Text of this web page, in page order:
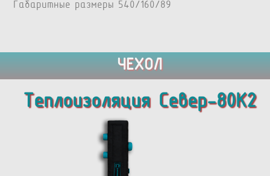
Габаритные размеры 540/160/89
ЧЕХОЛ
Теплоизоляция Север-80K2